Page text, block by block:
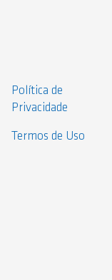
Política de
Privacidade
Termos de Uso